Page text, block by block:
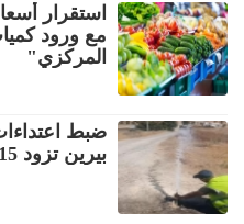
استقرار
مع ورود
المركزي"
ضبط
بيرين تزود 15 منزلا